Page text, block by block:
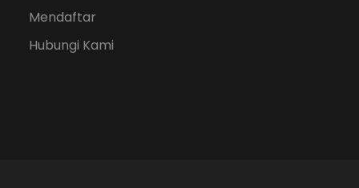
Mendaftar
Hubungi Kami